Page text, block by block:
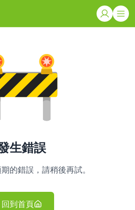
生錯誤
的錯誤，請稍後再試。
回到首頁